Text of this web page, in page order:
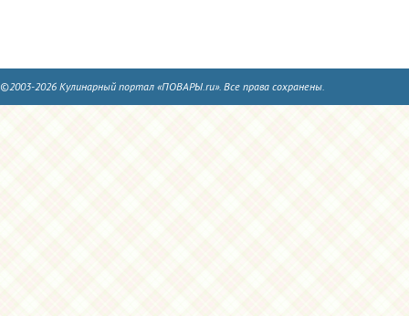
©2003-2026 Кулинарный портал «ПОВАРЫ.ru». Все права сохранены.